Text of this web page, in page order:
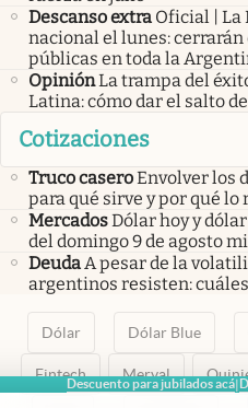
Descuento para jubilados acá|
Descanso extra Oficial | La
nacional el lunes:
públicas en toda la
OpiniónLa trampa del
Latina: cómo dar el salto
Cotizaciones
Truco caseroEnvolver los
para qué sirve y por qué lo
MercadosDólar hoy y
del domingo 9 de agosto
Deuda A pesar de la
argentinos resisten:
Dólar Dólar Blue
Fintech Merval